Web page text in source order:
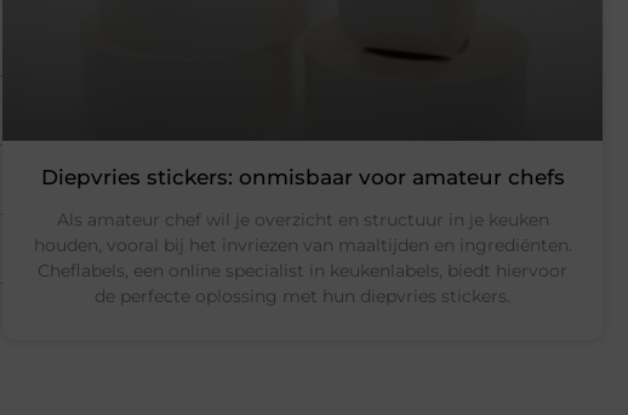
Diepvries stickers: onmisbaar voor amateur chefs
Als amateur chef wil je overzicht en structuur in je keuken
houden, vooral bij het invriezen van maaltijden en ingrediënten.
Cheflabels, een online specialist in keukenlabels, biedt hiervoor
de perfecte oplossing met hun diepvries stickers.